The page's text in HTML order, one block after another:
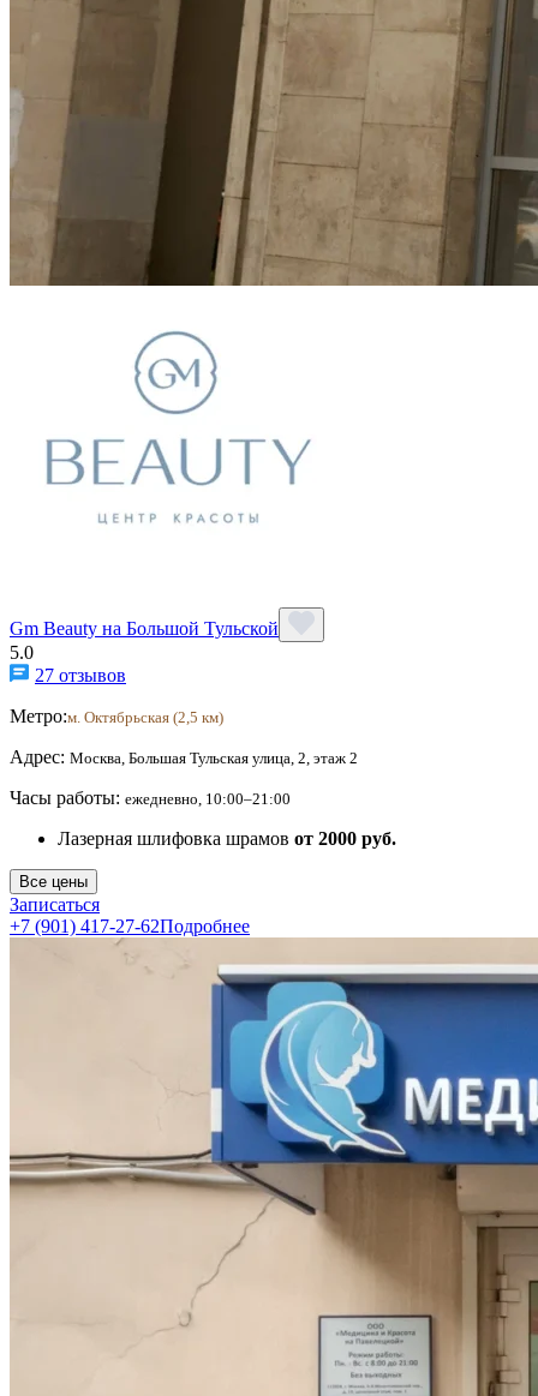
Gm Beauty на Большой Тульской
5.0
27 отзывов
Метро:м. Октябрьская (2,5 км)
Адрес: Москва, Большая Тульская улица, 2, этаж 2
Часы работы: ежедневно, 10:00–21:00
Лазерная шлифовка шрамов от 2000 руб.
Все цены
Записаться
+7 (901) 417-27-62Подробнее